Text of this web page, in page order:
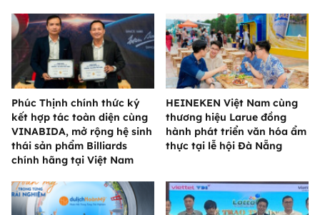
Phúc Thịnh chính thức ký
kết hợp tác toàn diện cùng
VINABIDA, mở rộng hệ sinh
thái sản phẩm Billiards
chính hãng tại Việt Nam
HEINEKEN Việt Nam cùng
thương hiệu Larue đồng
hành phát triển văn hóa ẩm
thực tại lễ hội Đà Nẵng